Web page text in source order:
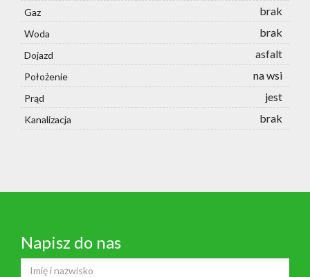
Gaz brak
Woda brak
Dojazd asfalt
Położenie na wsi
Prąd jest
Kanalizacja brak
Napisz do nas